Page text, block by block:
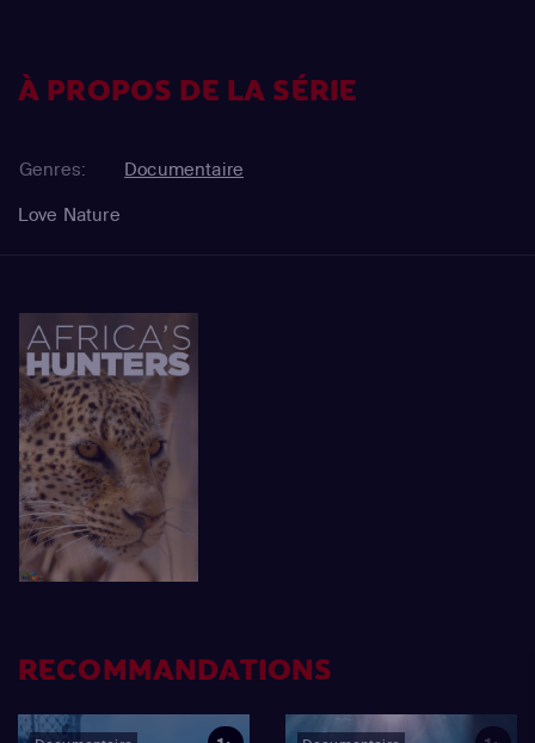
À PROPOS DE LA SÉRIE
Genres:
Documentaire
Love Nature
RECOMMANDATIONS